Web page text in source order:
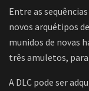
Entre as
novos arquétipos
munidos de novas
três amuletos,
A DLC pode ser